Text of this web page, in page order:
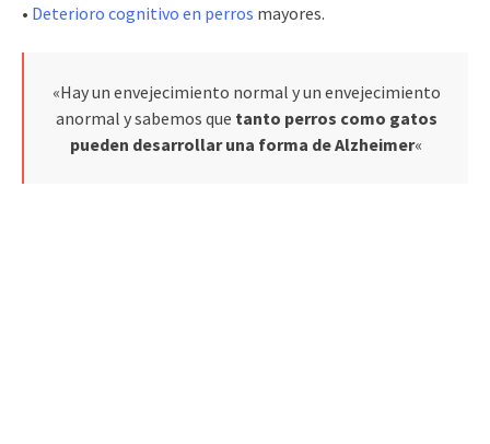
• Deterioro cognitivo en perros mayores.
«Hay un envejecimiento normal y un envejecimiento
anormal y sabemos que tanto perros como gatos
pueden desarrollar una forma de Alzheimer«